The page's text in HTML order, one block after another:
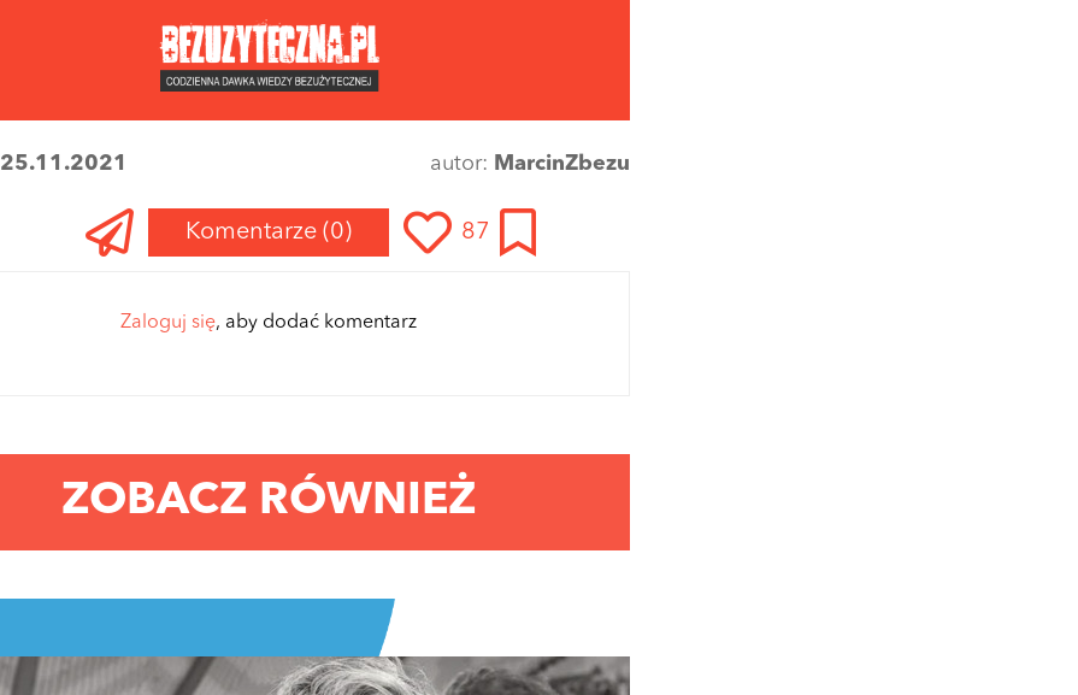
25.11.2021 autor: MarcinZbezu
Komentarze (0) 87
Zaloguj się, aby dodać komentarz
ZOBACZ RÓWNIEŻ